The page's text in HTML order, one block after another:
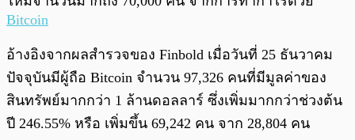
Bitcoin
อ้างอิงจากผลสำรวจของ Finbold เมื่อวันที่ 25 ธันวาคม
ปัจจุบันมีผู้ถือ Bitcoin จำนวน 97,326 คนที่มีมูลค่าของ
สินทรัพย์มากกว่า 1 ล้านดอลลาร์ ซึ่งเพิ่มมากกว่าช่วงต้น
ปี 246.55% หรือ เพิ่มขึ้น 69,242 คน จาก 28,804 คน